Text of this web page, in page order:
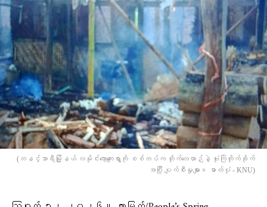
(တနင်္သာရီမြို့နယ် လမိုင်းကော့ကျေးရွာကို စစ်တပ်က တိုက်လေယာဉ်နဲ့ ဗုံးကြဲတိုက်ခိုက်
အပြီး ပျက်စီးမှုများ။ ဓာတ်ပုံ - KNU)